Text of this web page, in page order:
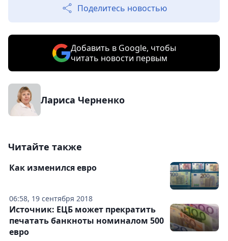
Поделитесь новостью
Добавить в Google, чтобы
читать новости первым
Лариса Черненко
Читайте также
06:58, 19 сентября 2018
Как изменился евро
Источник: ЕЦБ может прекратить
печатать банкноты номиналом 500
евро